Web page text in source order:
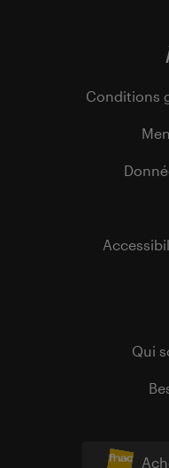
Conditions
Qui